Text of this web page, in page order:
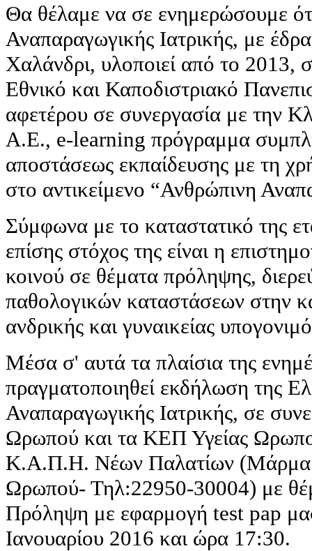
Θα θέλαμε να σε ενημερώσουμε
Αναπαραγωγικής Ιατρικής, με
Χαλάνδρι, υλοποιεί από το 2013,
Εθνικό και Καποδιστριακό
αφετέρου σε συνεργασία με την
Α.Ε., e-learning πρόγραμμα
αποστάσεως εκπαίδευσης με τη
στο αντικείμενο “Ανθρώπινη
Σύμφωνα με το καταστατικό της
επίσης στόχος της είναι η
κοινού σε θέματα πρόληψης,
παθολογικών καταστάσεων στην
ανδρικής και γυναικείας
Μέσα σ' αυτά τα πλαίσια της
πραγματοποιηθεί εκδήλωση της
Αναπαραγωγικής Ιατρικής, σε
Ωρωπού και τα ΚΕΠ Υγείας
Κ.Α.Π.Η. Νέων Παλατίων
Ωρωπού- Τηλ:22950-30004) με
Πρόληψη με εφαρμογή test pap
Ιανουαρίου 2016 και ώρα 17:30.